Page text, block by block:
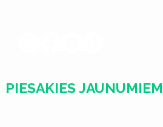
PIESAKIES JAUNUMIEM